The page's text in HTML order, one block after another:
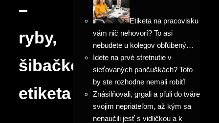
–
ryby,
šibačková
etiketa
Etiketa na pracovisku
vám nič nehovorí? To asi
nebudete u kolegov obľúbený…
Idete na prvé stretnutie v
sieťovaných pančuškách? Toto
by ste rozhodne nemali robiť!
Znásilňovali, grgali a pľuli do tváre
svojim nepriateľom, až kým sa
nenaučili jesť s vidličkou a k